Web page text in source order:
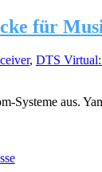
für
, DTS
aus.